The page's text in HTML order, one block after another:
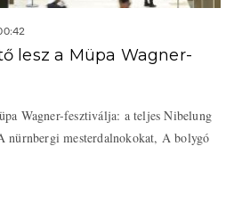
lesz a Müpa Wagner-
Wagner-fesztiválja: a teljes Nibelung
nürnbergi mesterdalnokokat, A bolygó